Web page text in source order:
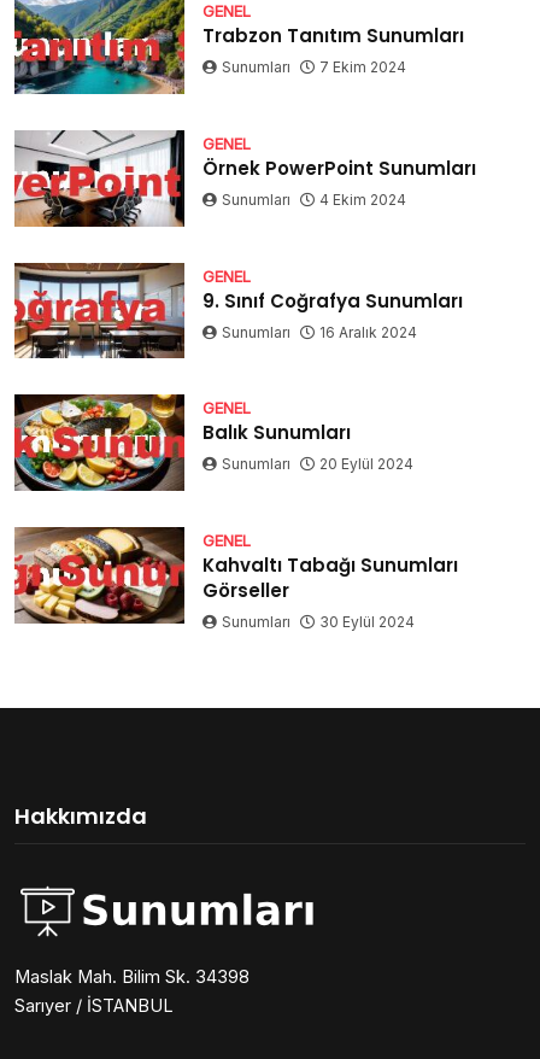
GENEL
Trabzon Tanıtım Sunumları
Sunumları 7 Ekim 2024
GENEL
Örnek PowerPoint Sunumları
Sunumları 4 Ekim 2024
GENEL
9. Sınıf Coğrafya Sunumları
Sunumları 16 Aralık 2024
GENEL
Balık Sunumları
Sunumları 20 Eylül 2024
GENEL
Kahvaltı Tabağı Sunumları
Görseller
Sunumları 30 Eylül 2024
Hakkımızda
Maslak Mah. Bilim Sk. 34398
Sarıyer / İSTANBUL